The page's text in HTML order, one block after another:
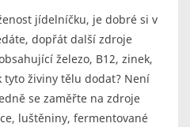
jídelníčku, je dobré si v
dopřát další zdroje
železo, B12, zinek,
tyto živiny tělu dodat? Není
se zaměřte na zdroje
luštěniny, fermentované